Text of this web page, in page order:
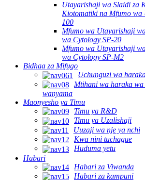
Utayarishaji wa Slaidi za
Kiotomatiki na Mfumo wa
100
Mfumo wa Utayarishaji
wa Cytology SP-20
Mfumo wa Utayarishaji
wa Cytology SP-M2
Bidhaa za Mifugo
Uchunguzi wa
Mtihani wa haraka
wanyama
Maonyesho ya Timu
Timu ya R&D
Timu ya Uzalishaji
Uuzaji wa nje ya nchi
Kwa nini tuchague
Huduma yetu
Habari
Habari za Viwanda
Habari za kampuni